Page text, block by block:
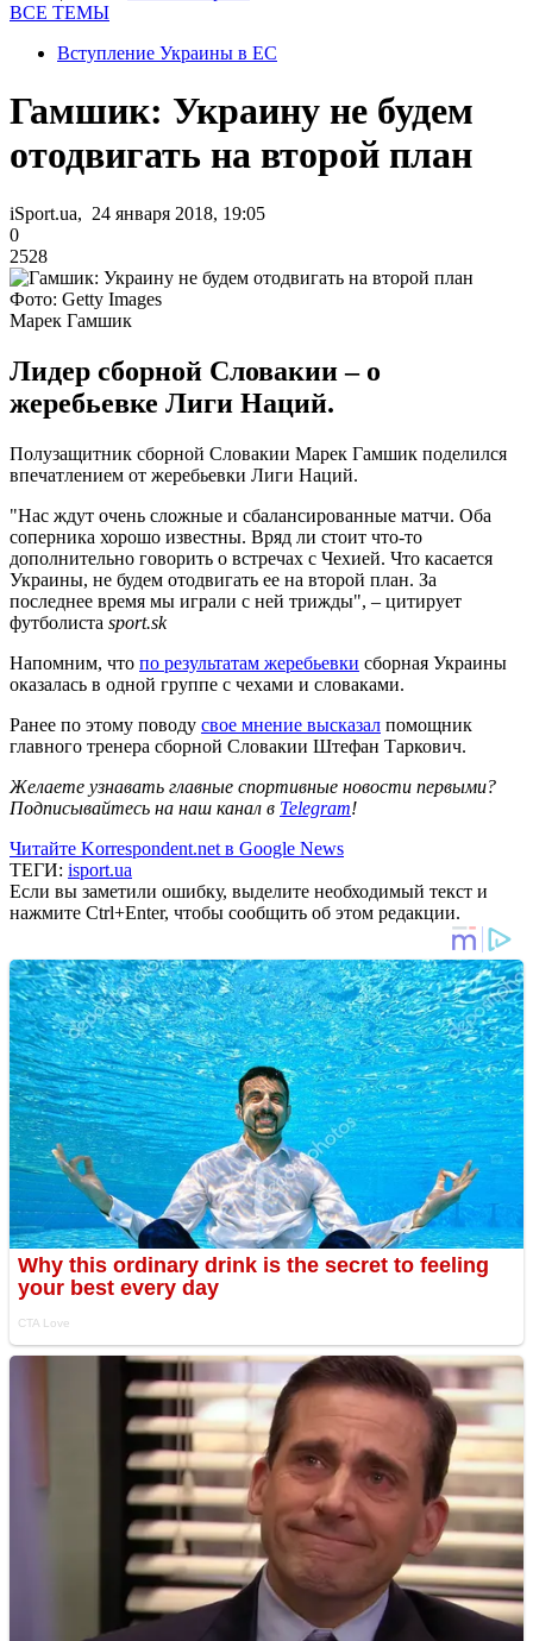
ВСЕ ТЕМЫ
Вступление Украины в ЕС
Гамшик: Украину не будем
отодвигать на второй план
iSport.ua, 24 января 2018, 19:05
0
2528
Фото: Getty Images
Марек Гамшик
Лидер сборной Словакии – о
жеребьевке Лиги Наций.
Полузащитник сборной Словакии Марек Гамшик поделился
впечатлением от жеребьевки Лиги Наций.
"Нас ждут очень сложные и сбалансированные матчи. Оба
соперника хорошо известны. Вряд ли стоит что-то
дополнительно говорить о встречах с Чехией. Что касается
Украины, не будем отодвигать ее на второй план. За
последнее время мы играли с ней трижды", – цитирует
футболиста sport.sk
Напомним, что по результатам жеребьевки сборная Украины
оказалась в одной группе с чехами и словаками.
Ранее по этому поводу свое мнение высказал помощник
главного тренера сборной Словакии Штефан Таркович.
Желаете узнавать главные спортивные новости первыми?
Подписывайтесь на наш канал в Telegram!
Читайте Korrespondent.net в Google News
ТЕГИ: isport.ua
Если вы заметили ошибку, выделите необходимый текст и
нажмите Ctrl+Enter, чтобы сообщить об этом редакции.